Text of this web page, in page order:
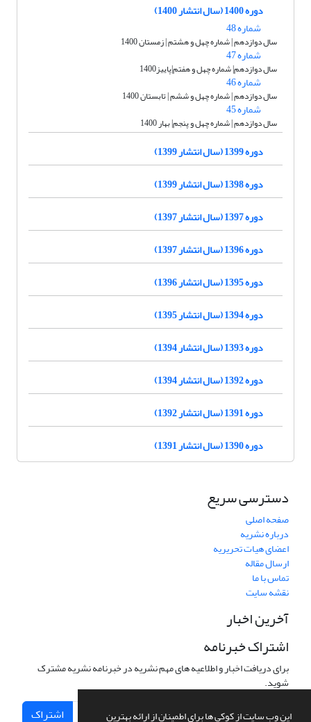
این وب سایت از کوکی ها برای اطمینان از ارائه بهترین
دوره 1400 (سال انتشار 1400)
شماره 48
سال دوازدهم | شماره چهل و هشتم | زمستان 1400
شماره 47
سال دوازدهم| شماره چهل و هفتم|پاییز1400
شماره 46
سال دوازدهم | شماره چهل و ششم | تابستان 1400
شماره 45
سال دوازدهم | شماره چهل و پنجم| بهار 1400
دوره 1399 (سال انتشار 1399)
دوره 1398 (سال انتشار 1399)
دوره 1397 (سال انتشار 1397)
دوره 1396 (سال انتشار 1397)
دوره 1395 (سال انتشار 1396)
دوره 1394 (سال انتشار 1395)
دوره 1393 (سال انتشار 1394)
دوره 1392 (سال انتشار 1394)
دوره 1391 (سال انتشار 1392)
دوره 1390 (سال انتشار 1391)
دسترسی سریع
صفحه اصلی
درباره نشریه
اعضای هیات تحریریه
ارسال مقاله
تماس با ما
نقشه سایت
آخرین اخبار
اشتراک خبرنامه
برای دریافت اخبار و اطلاعیه های مهم نشریه در خبرنامه نشریه مشترک
شوید.
اشتراک